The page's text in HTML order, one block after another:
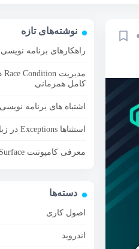
نوشته‌های تازه
راهکارهای برنامه
کامل همزمانی
اشتباه های برنامه
استثناها Exceptions در زبان برنامه نویسی Kotlin
معرفی کامپوننت Surface در Jetpack Compose
دسته‌ها
اصول کاری
اندروید